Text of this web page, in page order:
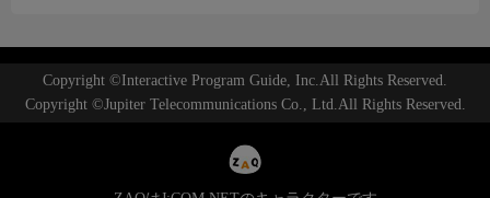
Copyright ©Interactive Program Guide, Inc.All Rights Reserved.
Copyright ©Jupiter Telecommunications Co., Ltd.All Rights Reserved.